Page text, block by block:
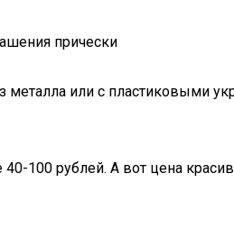
прически
металла или с пластиковыми
100 рублей. А вот цена